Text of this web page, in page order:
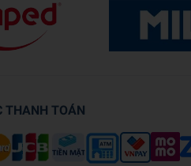
THANH TOÁN